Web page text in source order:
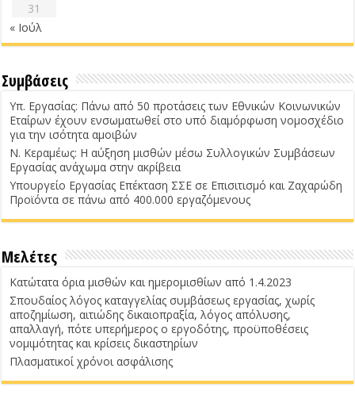
31
« Ιούλ
Συμβάσεις
Υπ. Εργασίας: Πάνω από 50 προτάσεις των Εθνικών Κοινωνικών
Εταίρων έχουν ενσωματωθεί στο υπό διαμόρφωση νομοσχέδιο
για την ισότητα αμοιβών
Ν. Κεραμέως: Η αύξηση μισθών μέσω Συλλογικών Συμβάσεων
Εργασίας ανάχωμα στην ακρίβεια
Υπουργείο Εργασίας Επέκταση ΣΣΕ σε Επισιτισμό και Ζαχαρώδη
Προϊόντα σε πάνω από 400.000 εργαζόμενους
Μελέτες
Κατώτατα όρια μισθών και ημερομισθίων από 1.4.2023
Σπουδαίος λόγος καταγγελίας συμβάσεως εργασίας, χωρίς
αποζημίωση, αιτιώδης δικαιοπραξία, λόγος απόλυσης,
απαλλαγή, πότε υπερήμερος ο εργοδότης, προϋποθέσεις
νομιμότητας και κρίσεις δικαστηρίων
Πλασματικοί χρόνοι ασφάλισης